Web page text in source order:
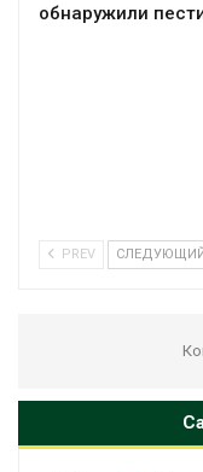
обнаружили
PREV